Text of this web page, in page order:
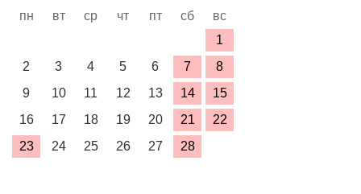
пн вт ср чт пт сб
вс
1
2
3 4 5 6 7
8
9
10 11 12 13 14
15
16
17 18 19 20 21
22
23
24 25 26 27 28